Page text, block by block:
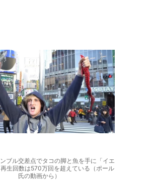
ブル交差点でタコの脚と魚を手に「イエ
生回数は570万回を超えている（ポール
氏の動画から）